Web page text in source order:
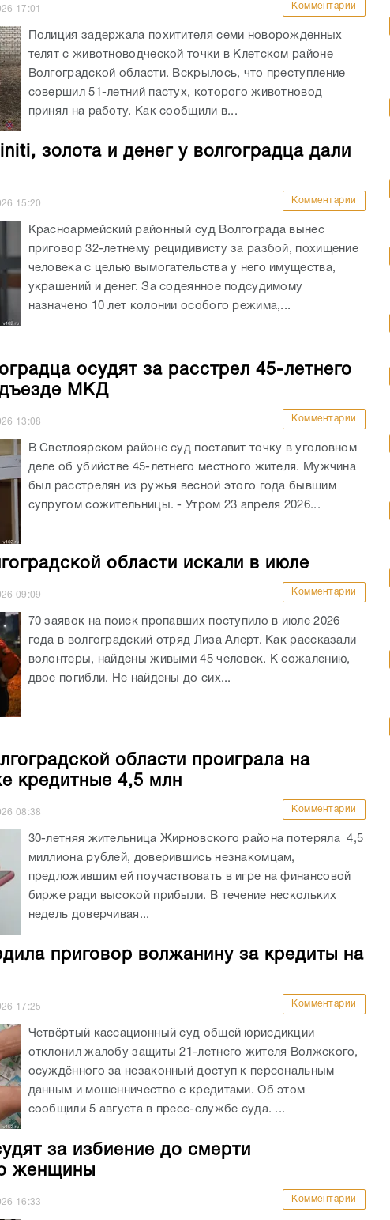
17:01 Комментарии
Полиция задержала похитителя семи новорожденных
телят с животноводческой точки в Клетском районе
Волгоградской области. Вскрылось, что преступление
совершил 51-летний пастух, которого животновод
принял на работу. Как сообщили в...
золота и денег у волгоградца дали
15:20 Комментарии
Красноармейский районный суд Волгограда вынес
приговор 32-летнему рецидивисту за разбой, похищение
человека с целью вымогательства у него имущества,
украшений и денег. За содеянное подсудимому
назначено 10 лет колонии особого режима,...
осудят за расстрел 45-летнего
МКД
13:08 Комментарии
В Светлоярском районе суд поставит точку в уголовном
деле об убийстве 45-летнего местного жителя. Мужчина
был расстрелян из ружья весной этого года бывшим
супругом сожительницы. - Утром 23 апреля 2026...
области искали в июле
09:09 Комментарии
70 заявок на поиск пропавших поступило в июле 2026
года в волгоградский отряд Лиза Алерт. Как рассказали
волонтеры, найдены живыми 45 человек. К сожалению,
двое погибли. Не найдены до сих...
области проиграла на
кредитные 4,5 млн
08:38 Комментарии
30-летняя жительница Жирновского района потеряла 4,5
миллиона рублей, доверившись незнакомцам,
предложившим ей поучаствовать в игре на финансовой
бирже ради высокой прибыли. В течение нескольких
недель доверчивая...
приговор волжанину за кредиты на
17:25 Комментарии
Четвёртый кассационный суд общей юрисдикции
отклонил жалобу защиты 21-летнего жителя Волжского,
осуждённого за незаконный доступ к персональным
данным и мошенничество с кредитами. Об этом
сообщили 5 августа в пресс-службе суда. ...
за избиение до смерти
женщины
16:33 Комментарии